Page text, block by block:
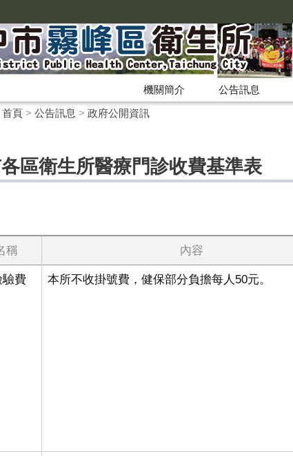
機關簡介 公告訊息
首頁> 公告訊息 > 政府公開資訊
區衛生所醫療門診收費基準表
稱 內容
驗費 本所不收掛號費，健保部分負擔每人50元。